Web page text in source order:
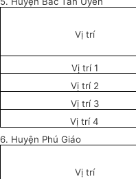
Vị trí
Vị trí 1
Vị trí 2
Vị trí 3
Vị trí 4
6. Huyện Phú Giáo
Vị trí